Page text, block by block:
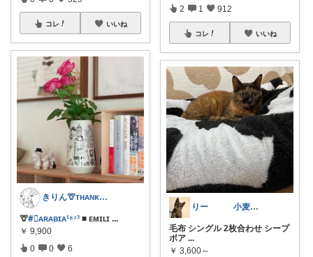
コレ いいね
きりん🦒ᴛʜᴀɴᴋs ᴀʟᴡᴀʏs.
🦒#⃞ᴀʀᴀʙɪᴀ¹⁸⁷³ ■ ᴇᴍɪʟɪ ...
￥ 9,900
0 0 6
2 1 912
コレ いいね
りー 小麦収穫8月中旬まで？
毛布 シングル 2枚合わせ シープ
ボア ...
￥ 3,600～